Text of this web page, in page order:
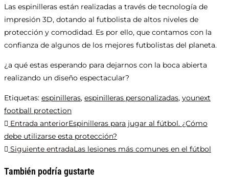
Las espinilleras están realizadas a través de tecnología de
impresión 3D, dotando al futbolista de altos niveles de
protección y comodidad. Es por ello, que contamos con la
confianza de algunos de los mejores futbolistas del planeta.
¿a qué estas esperando para dejarnos con la boca abierta
realizando un diseño espectacular?
Etiquetas: espinilleras, espinilleras personalizadas, younext
football protection
Leer
más
artículos
Entrada anteriorEspinilleras para jugar al fútbol. ¿Cómo
debe utilizarse esta protección?
Siguiente entradaLas lesiones más comunes en el fútbol
También podría gustarte